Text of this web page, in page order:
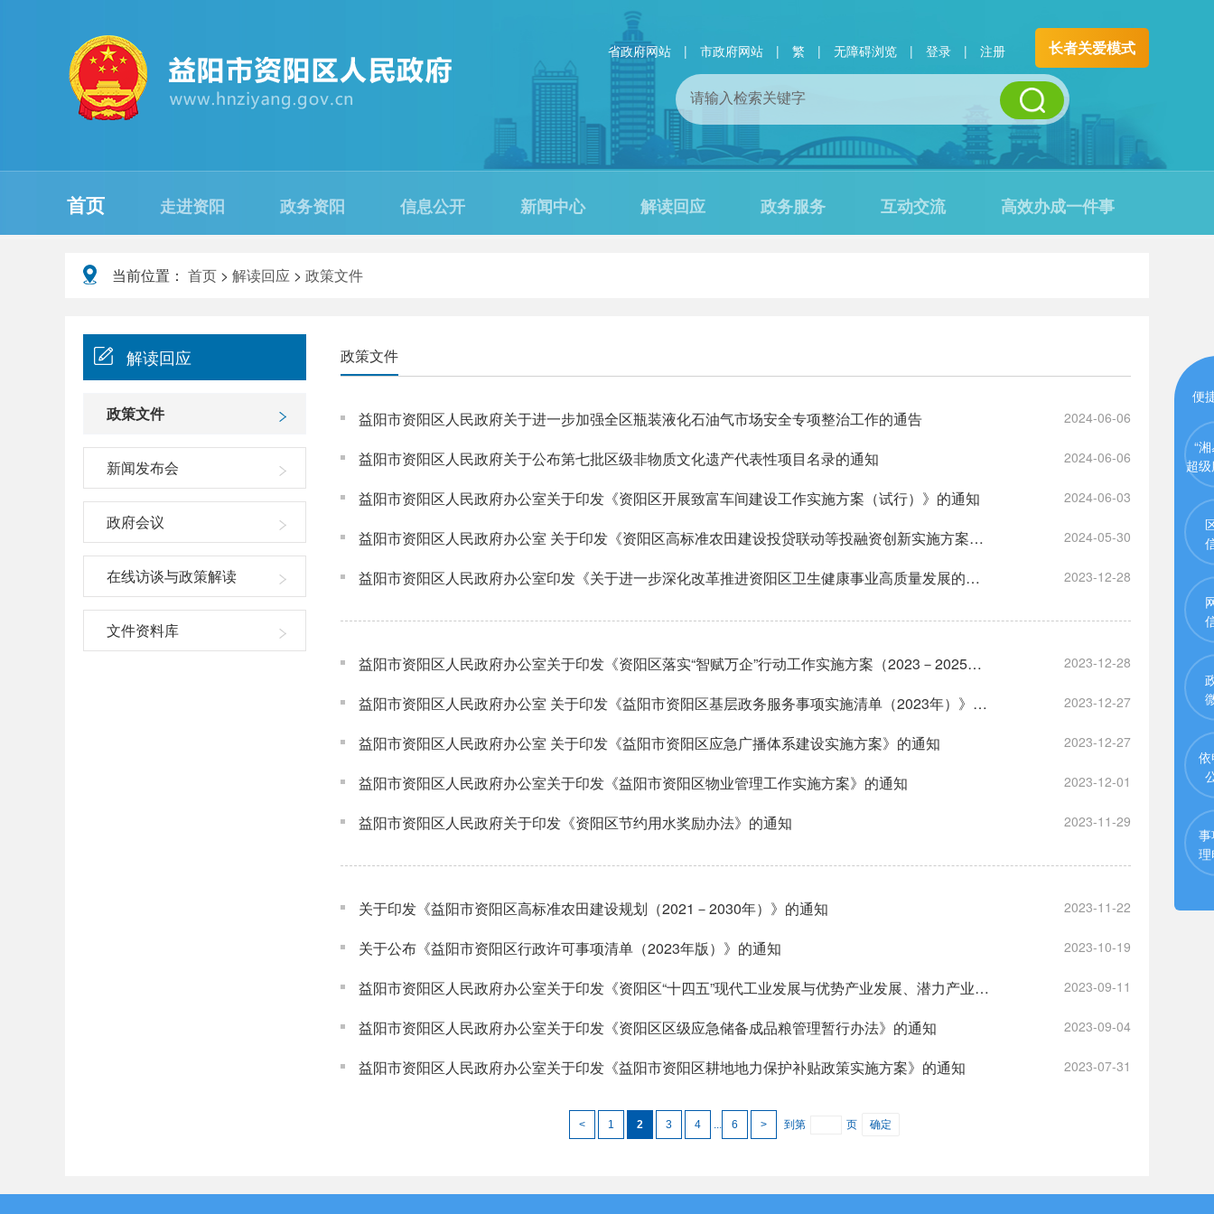
省政府网站 | 市政府网站 | 繁 | 无障碍浏览 | 登录 | 注册 长者关爱模式
首页 走进资阳 政务资阳 信息公开 新闻中心 解读回应 政务服务 互动交流 高效办成一件事
当前位置： 首页 > 解读回应 > 政策文件
解读回应
政策文件
新闻发布会
政府会议
在线访谈与政策解读
文件资料库
政策文件
2024-06-06
益阳市资阳区人民政府关于进一步加强全区瓶装液化石油气市场安全专项整治工作的通告
2024-06-06
益阳市资阳区人民政府关于公布第七批区级非物质文化遗产代表性项目名录的通知
2024-06-03
益阳市资阳区人民政府办公室关于印发《资阳区开展致富车间建设工作实施方案（试行）》的通知
2024-05-30
益阳市资阳区人民政府办公室 关于印发《资阳区高标准农田建设投贷联动等投融资创新实施方案（试行）》的通知
2023-12-28
益阳市资阳区人民政府办公室印发《关于进一步深化改革推进资阳区卫生健康事业高质量发展的实施意见》的通知
2023-12-28
益阳市资阳区人民政府办公室关于印发《资阳区落实“智赋万企”行动工作实施方案（2023－2025年）》的通知
2023-12-27
益阳市资阳区人民政府办公室 关于印发《益阳市资阳区基层政务服务事项实施清单（2023年）》的通知
2023-12-27
益阳市资阳区人民政府办公室 关于印发《益阳市资阳区应急广播体系建设实施方案》的通知
2023-12-01
益阳市资阳区人民政府办公室关于印发《益阳市资阳区物业管理工作实施方案》的通知
2023-11-29
益阳市资阳区人民政府关于印发《资阳区节约用水奖励办法》的通知
2023-11-22
关于印发《益阳市资阳区高标准农田建设规划（2021－2030年）》的通知
2023-10-19
关于公布《益阳市资阳区行政许可事项清单（2023年版）》的通知
2023-09-11
益阳市资阳区人民政府办公室关于印发《资阳区“十四五”现代工业发展与优势产业发展、潜力产业培育研究发展规划》的通知
2023-09-04
益阳市资阳区人民政府办公室关于印发《资阳区区级应急储备成品粮管理暂行办法》的通知
2023-07-31
益阳市资阳区人民政府办公室关于印发《益阳市资阳区耕地地力保护补贴政策实施方案》的通知
< 1 2 3 4 ... 6 > 到第 页 确定
便
“
超